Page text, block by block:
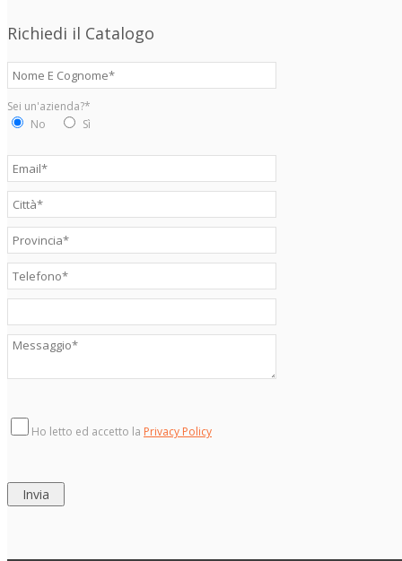
Richiedi il Catalogo
Sei un'azienda?*
No
Sì
Ho letto ed accetto la Privacy Policy